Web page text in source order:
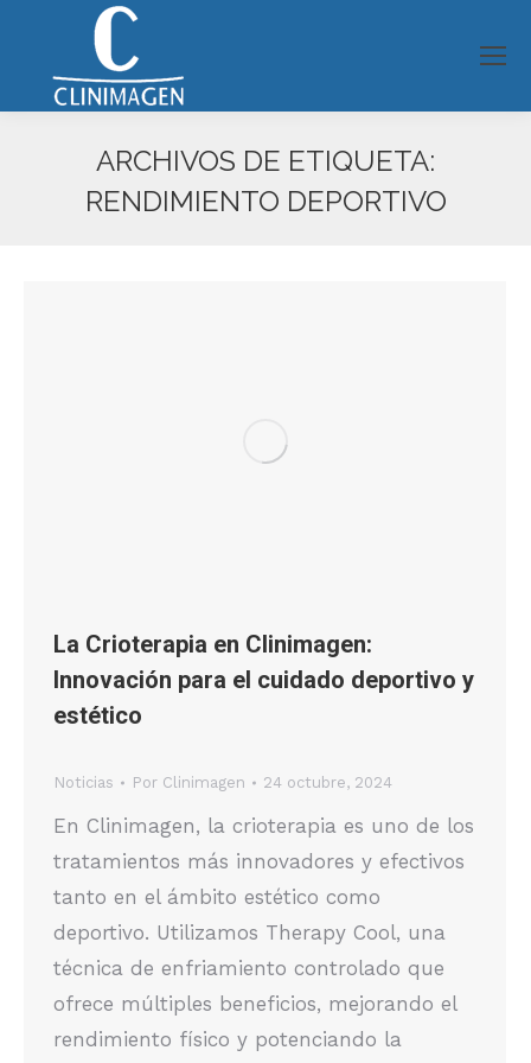
ARCHIVOS DE ETIQUETA:
RENDIMIENTO DEPORTIVO
La Crioterapia en Clinimagen:
Innovación para el cuidado deportivo y
estético
Noticias Por Clinimagen 24 octubre, 2024
En Clinimagen, la crioterapia es uno de los
tratamientos más innovadores y efectivos
tanto en el ámbito estético como
deportivo. Utilizamos Therapy Cool, una
técnica de enfriamiento controlado que
ofrece múltiples beneficios, mejorando el
rendimiento físico y potenciando la